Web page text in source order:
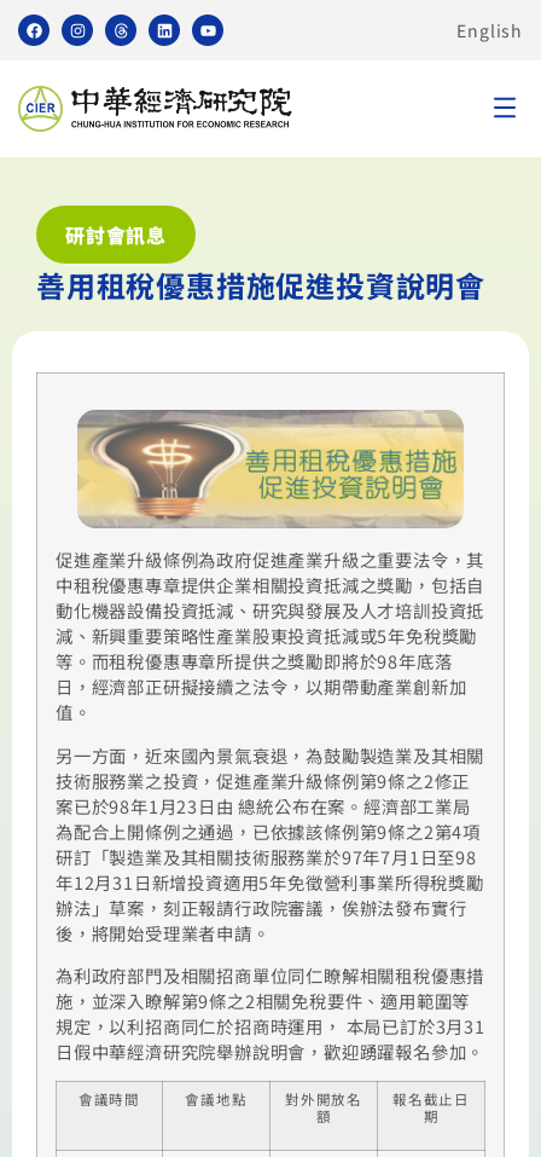
English
研討會訊息
善用租稅優惠措施促進投資說明會
促進產業升級條例為政府促進產業升級之重要法令，其
中租稅優惠專章提供企業相關投資抵減之獎勵，包括自
動化機器設備投資抵減、研究與發展及人才培訓投資抵
減、新興重要策略性產業股東投資抵減或5年免稅獎勵
等。而租稅優惠專章所提供之獎勵即將於98年底落
日，經濟部正研擬接續之法令，以期帶動產業創新加
值。
另一方面，近來國內景氣衰退，為鼓勵製造業及其相關
技術服務業之投資，促進產業升級條例第9條之2修正
案已於98年1月23日由 總統公布在案。經濟部工業局
為配合上開條例之通過，已依據該條例第9條之2第4項
研訂「製造業及其相關技術服務業於97年7月1日至98
年12月31日新增投資適用5年免徵營利事業所得稅獎勵
辦法」草案，刻正報請行政院審議，俟辦法發布實行
後，將開始受理業者申請。
為利政府部門及相關招商單位同仁瞭解相關租稅優惠措
施，並深入瞭解第9條之2相關免稅要件、適用範圍等
規定，以利招商同仁於招商時運用， 本局已訂於3月31
日假中華經濟研究院舉辦說明會，歡迎踴躍報名參加。
會議時間 會議地點
對外開放名
額
報名截止日
期